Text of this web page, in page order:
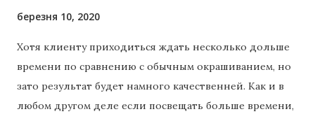
березня 10, 2020
Хотя клиенту приходиться ждать несколько дольше
времени по сравнению с обычным окрашиванием, но
зато результат будет намного качественней. Как и в
любом другом деле если посвещать больше времени,